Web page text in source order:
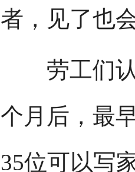
者，见了也
劳工们认
个月后，最
35位可以写